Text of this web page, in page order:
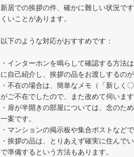
新居での挨拶の件、確かに難しい状況で
くいことがあります。
以下のような対応がおすすめです：
・インターホンを鳴らして確認する方法
に自己紹介し、挨拶の品をお渡しするのが
・不在の場合は、簡単なメモ（「新し
がご不在でしたので、また改めて伺いま
・扉が半開きの部屋については、念のた
一案です。
・マンションの掲示板や集合ポストなど
・挨拶の品は、とりあえず確実に住んで
で準備するという方法もあります。